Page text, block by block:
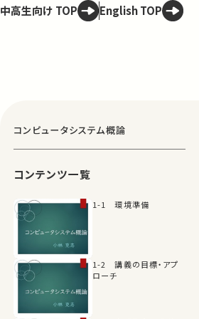
中高生向け TOP English TOP
コンピュータシステム概論
コンテンツ一覧
1-1 環境準備
1-2 講義の目標・アプ
ローチ